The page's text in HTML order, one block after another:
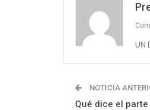
UN
NOTICIA
Qué dice el